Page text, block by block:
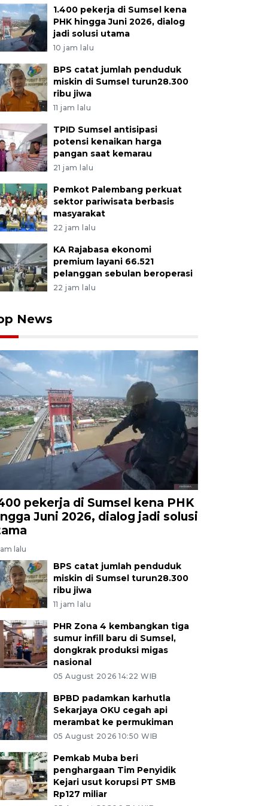
1.400 pekerja di Sumsel kena
PHK hingga Juni 2026, dialog
jadi solusi utama
10 jam lalu
BPS catat jumlah penduduk
miskin di Sumsel turun28.300
ribu jiwa
11 jam lalu
TPID Sumsel antisipasi
potensi kenaikan harga
pangan saat kemarau
21 jam lalu
Pemkot Palembang perkuat
sektor pariwisata berbasis
masyarakat
22 jam lalu
KA Rajabasa ekonomi
premium layani 66.521
pelanggan sebulan beroperasi
22 jam lalu
News
pekerja di Sumsel kena PHK
Juni 2026, dialog jadi solusi
lalu
BPS catat jumlah penduduk
miskin di Sumsel turun28.300
ribu jiwa
11 jam lalu
PHR Zona 4 kembangkan tiga
sumur infill baru di Sumsel,
dongkrak produksi migas
nasional
05 August 2026 14:22 WIB
BPBD padamkan karhutla
Sekarjaya OKU cegah api
merambat ke permukiman
05 August 2026 10:50 WIB
Pemkab Muba beri
penghargaan Tim Penyidik
Kejari usut korupsi PT SMB
Rp127 miliar